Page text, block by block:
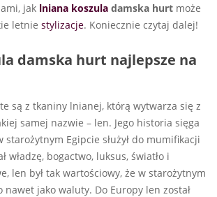
jak lniana koszula damska hurt może
letnie stylizacje. Koniecznie czytaj dalej!
damska hurt najlepsze na
są z tkaniny lnianej, którą wytwarza się z
samej nazwie – len. Jego historia sięga
starożytnym Egipcie służył do mumifikacji
władzę, bogactwo, luksus, światło i
len był tak wartościowy, że w starożytnym
nawet jako waluty. Do Europy len został